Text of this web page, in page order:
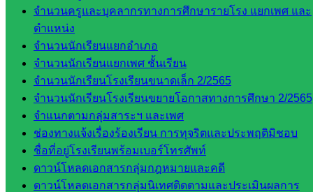
จำนวนครูและบุคลากรทางการศึกษารายโรง แยกเพศ และ
ตำแหน่ง
จำนวนนักเรียนแยกอำเภอ
จำนวนนักเรียนแยกเพศ ชั้นเรียน
จำนวนนักเรียนโรงเรียนขนาดเล็ก 2/2565
จำนวนนักเรียนโรงเรียนขยายโอกาสทางการศึกษา 2/2565
จำแนกตามกลุ่มสาระฯ และเพศ
ช่องทางแจ้งเรื่องร้องเรียน การทุจริตและประพฤติมิชอบ
ชื่อที่อยู่โรงเรียนพร้อมเบอร์โทรศัพท์
ดาวน์โหลดเอกสารกลุ่มกฎหมายและคดี
ดาวน์โหลดเอกสารกลุ่มนิเทศติดตามและประเมินผลการ
และประ
เมินผลฯ
เว็บไซต์
หลักสูตร
ต้าน
ทุจริต
นิเทศ
ศน.นิพนธ์
พรมพิไล